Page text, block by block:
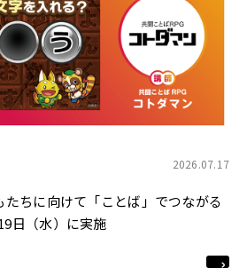
2026.07.17
ちに向けて「ことば」でつながる
日（水）に実施